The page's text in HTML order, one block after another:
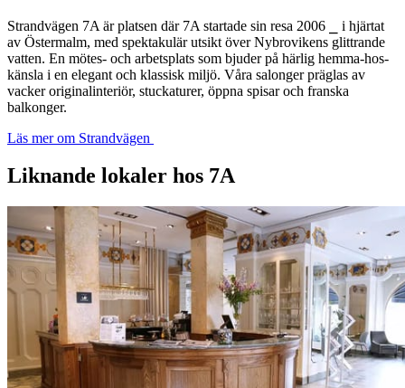
Strandvägen 7A är platsen där 7A startade sin resa 2006 ⎯ i hjärtat
av Östermalm, med spektakulär utsikt över Nybrovikens glittrande
vatten. En mötes- och arbetsplats som bjuder på härlig hemma-hos-
känsla i en elegant och klassisk miljö. Våra salonger präglas av
vacker originalinteriör, stuckaturer, öppna spisar och franska
balkonger.
Läs mer om Strandvägen
Liknande lokaler hos 7A